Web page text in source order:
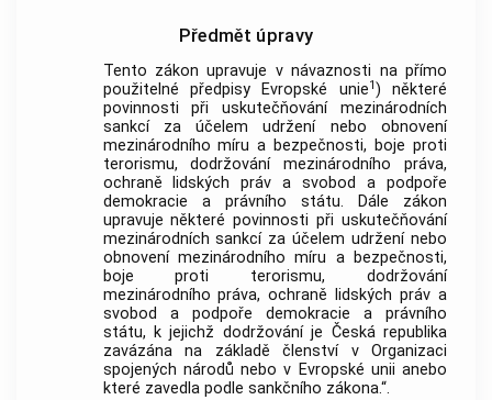
Předmět úpravy
Tento zákon upravuje v návaznosti na přímo
použitelné předpisy Evropské unie1) některé
povinnosti při uskutečňování mezinárodních
sankcí za účelem udržení nebo obnovení
mezinárodního míru a bezpečnosti, boje proti
terorismu, dodržování mezinárodního práva,
ochraně lidských práv a svobod a podpoře
demokracie a právního státu. Dále zákon
upravuje některé povinnosti při uskutečňování
mezinárodních sankcí za účelem udržení nebo
obnovení mezinárodního míru a bezpečnosti,
boje proti terorismu, dodržování
mezinárodního práva, ochraně lidských práv a
svobod a podpoře demokracie a právního
státu, k jejichž dodržování je Česká republika
zavázána na základě členství v Organizaci
spojených národů nebo v Evropské unii anebo
které zavedla podle sankčního zákona.“.